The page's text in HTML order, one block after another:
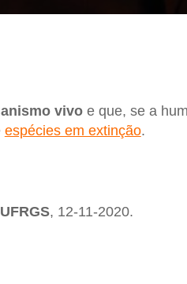
vivoe que, se a
espécies em extinção.
, 12-11-2020.